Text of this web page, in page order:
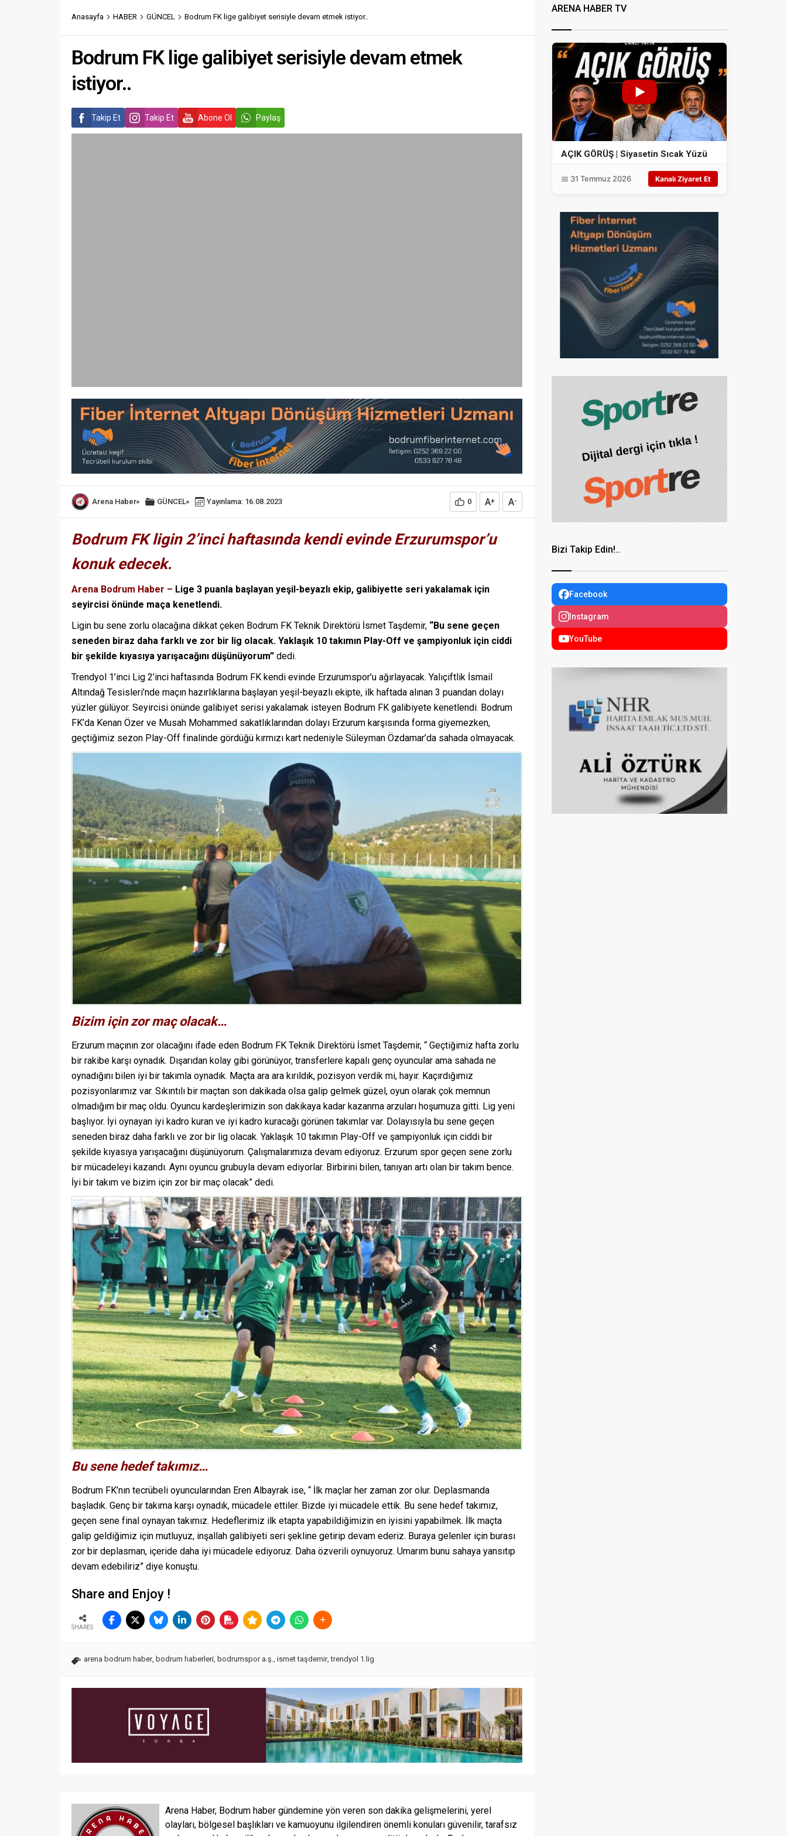
Anasayfa HABER GÜNCEL Bodrum FK lige galibiyet serisiyle devam etmek istiyor..
Bodrum FK lige galibiyet serisiyle devam etmek
istiyor..
Takip Et Takip Et Abone Ol Paylaş
Arena Haber GÜNCEL Yayınlama: 16.08.2023 0 A+ A-
Bodrum FK ligin 2’inci haftasında kendi evinde Erzurumspor’u
konuk edecek.
Arena Bodrum Haber – Lige 3 puanla başlayan yeşil-beyazlı ekip, galibiyette seri yakalamak için
seyircisi önünde maça kenetlendi.
Ligin bu sene zorlu olacağına dikkat çeken Bodrum FK Teknik Direktörü İsmet Taşdemir, “Bu sene geçen
seneden biraz daha farklı ve zor bir lig olacak. Yaklaşık 10 takımın Play-Off ve şampiyonluk için ciddi
bir şekilde kıyasıya yarışacağını düşünüyorum” dedi.
Trendyol 1’inci Lig 2’inci haftasında Bodrum FK kendi evinde Erzurumspor’u ağırlayacak. Yalıçiftlik İsmail
Altındağ Tesisleri’nde maçın hazırlıklarına başlayan yeşil-beyazlı ekipte, ilk haftada alınan 3 puandan dolayı
yüzler gülüyor. Seyircisi önünde galibiyet serisi yakalamak isteyen Bodrum FK galibiyete kenetlendi. Bodrum
FK’da Kenan Özer ve Musah Mohammed sakatlıklarından dolayı Erzurum karşısında forma giyemezken,
geçtiğimiz sezon Play-Off finalinde gördüğü kırmızı kart nedeniyle Süleyman Özdamar’da sahada olmayacak.
Bizim için zor maç olacak…
Erzurum maçının zor olacağını ifade eden Bodrum FK Teknik Direktörü İsmet Taşdemir, “ Geçtiğimiz hafta zorlu
bir rakibe karşı oynadık. Dışarıdan kolay gibi görünüyor, transferlere kapalı genç oyuncular ama sahada ne
oynadığını bilen iyi bir takımla oynadık. Maçta ara ara kırıldık, pozisyon verdik mi, hayır. Kaçırdığımız
pozisyonlarımız var. Sıkıntılı bir maçtan son dakikada olsa galip gelmek güzel, oyun olarak çok memnun
olmadığım bir maç oldu. Oyuncu kardeşlerimizin son dakikaya kadar kazanma arzuları hoşumuza gitti. Lig yeni
başlıyor. İyi oynayan iyi kadro kuran ve iyi kadro kuracağı görünen takımlar var. Dolayısıyla bu sene geçen
seneden biraz daha farklı ve zor bir lig olacak. Yaklaşık 10 takımın Play-Off ve şampiyonluk için ciddi bir
şekilde kıyasıya yarışacağını düşünüyorum. Çalışmalarımıza devam ediyoruz. Erzurum spor geçen sene zorlu
bir mücadeleyi kazandı. Aynı oyuncu grubuyla devam ediyorlar. Birbirini bilen, tanıyan artı olan bir takım bence.
İyi bir takım ve bizim için zor bir maç olacak” dedi.
Bu sene hedef takımız…
Bodrum FK’nın tecrübeli oyuncularından Eren Albayrak ise, “ İlk maçlar her zaman zor olur. Deplasmanda
başladık. Genç bir takıma karşı oynadık, mücadele ettiler. Bizde iyi mücadele ettik. Bu sene hedef takımız,
geçen sene final oynayan takımız. Hedeflerimiz ilk etapta yapabildiğimizin en iyisini yapabilmek. İlk maçta
galip geldiğimiz için mutluyuz, inşallah galibiyeti seri şekline getirip devam ederiz. Buraya gelenler için burası
zor bir deplasman, içeride daha iyi mücadele ediyoruz. Daha özverili oynuyoruz. Umarım bunu sahaya yansıtıp
devam edebiliriz” diye konuştu.
Share and Enjoy !
SHARES
arena bodrum haber, bodrum haberleri bodrumspor a.ş. ismet taşdemir,trendyol 1.lig
Arena Haber, Bodrum haber gündemine yön veren son dakika gelişmelerini, yerel
olayları, bölgesel başlıkları ve kamuoyunu ilgilendiren önemli konuları güvenilir, tarafsız
ARENA HABER TV
AÇIK GÖRÜŞ | Siyasetin Sıcak Yüzü
📅 31 Temmuz 2026 Kanalı Ziyaret Et
Bizi Takip Edin!..
Facebook
Instagram
YouTube